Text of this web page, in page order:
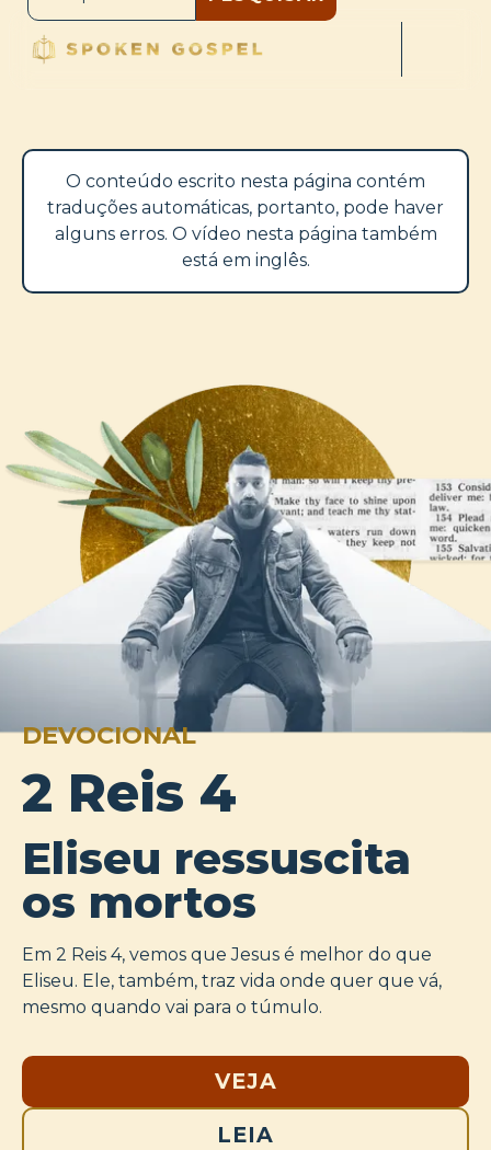
O conteúdo escrito nesta página contém
traduções automáticas, portanto, pode haver
alguns erros. O vídeo nesta página também
está em inglês.
DEVOCIONAL
2 Reis 4
Eliseu ressuscita
os mortos
Em 2 Reis 4, vemos que Jesus é melhor do que
Eliseu. Ele, também, traz vida onde quer que vá,
mesmo quando vai para o túmulo.
VEJA
LEIA